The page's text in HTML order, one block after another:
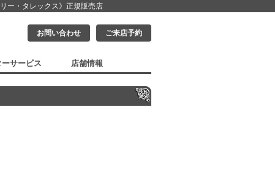
ー・タレックス》 正規販売店
ご来店予約
お問い合わせ
ーサービス 店舗情報